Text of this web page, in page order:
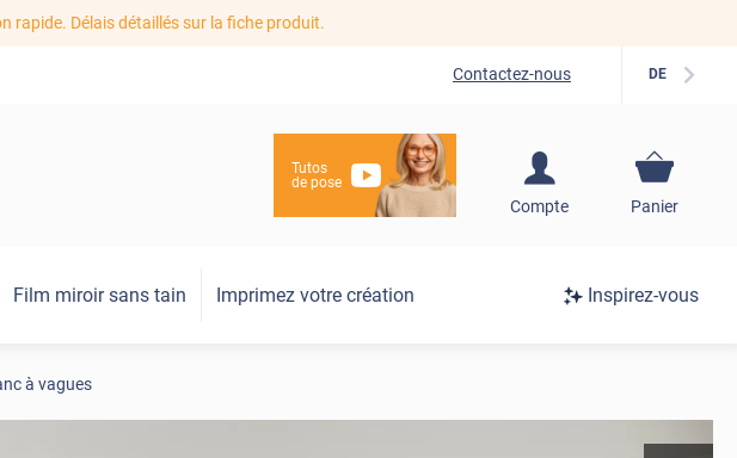
rapide. Délais détaillés sur la fiche produit.
Contactez-nous DE
Tutos
de pose
Compte
S'inscrire / Se
Panier
Film miroir sans tain Imprimez votre création Inspirez-vous
à vagues